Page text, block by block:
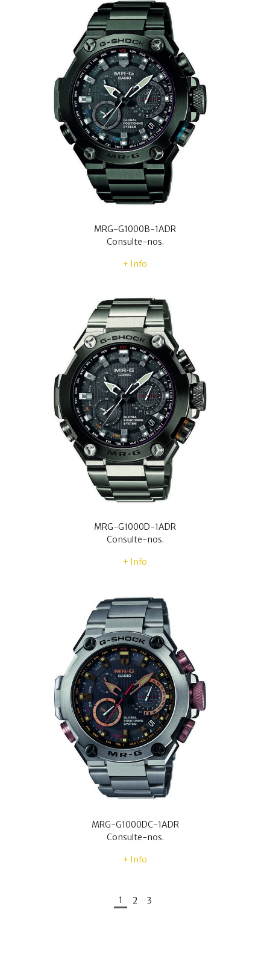
MRG-G1000B-1ADR
Consulte-nos.
+ Info
MRG-G1000D-1ADR
Consulte-nos.
+ Info
MRG-G1000DC-1ADR
Consulte-nos.
+ Info
1 2 3